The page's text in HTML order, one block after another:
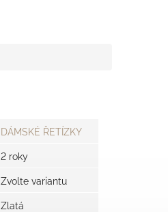
DÁMSKÉ ŘETÍZKY
2 roky
Zvolte variantu
Zlatá